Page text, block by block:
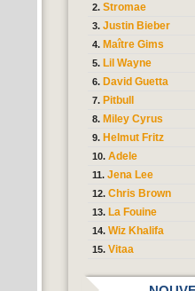
Stromae
Justin Bieber
Maître Gims
Lil Wayne
David Guetta
Pitbull
Miley Cyrus
Helmut Fritz
Adele
Jena Lee
Chris Brown
La Fouine
Wiz Khalifa
Vitaa